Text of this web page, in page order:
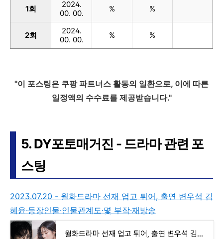
1회
2024.
00. 00.
% %
2회
2024.
00. 00.
% %
"이 포스팅은 쿠팡 파트너스 활동의 일환으로, 이에 따른
일정액의 수수료를 제공받습니다."
5. DY포토매거진 - 드라마 관련 포
스팅
2023.07.20 - 월화드라마 선재 업고 튀어, 출연 변우석 김
혜윤·등장인물·인물관계도·몇 부작·재방송
월화드라마 선재 업고 튀어, 출연 변우석 김혜윤·등장인물·인물관계도·몇부작·재방송